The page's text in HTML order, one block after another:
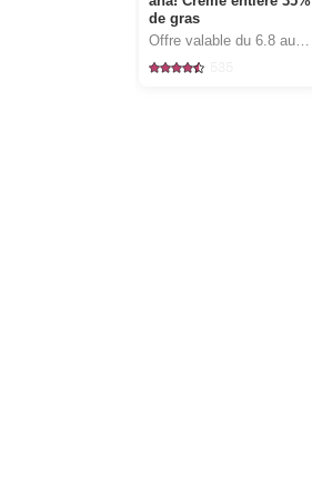
de gras
Offre valable du 6.8 au 12.8.2026, jusqu’à épuisement du stock.